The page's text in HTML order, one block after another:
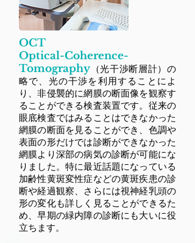
OCT
Optical-Coherence-
Tomography （光干渉断層計）の
略で、光の干渉を利用することによ
り、非侵襲的に網膜の断面像を観察す
ることができる検査装置です。従来の
眼底検査ではみることはできなかった
網膜の断面を見ることができ、色調や
表面の形だけでは診断ができなかった
網膜より深部の病気の診断が可能にな
りました。特に最近話題になっている
加齢性黄斑変性症などの黄斑疾患の診
断や経過観察、さらには視神経乳頭の
形の変化も詳しく見ることができるた
め、早期の緑内障の診断にも大いに役
立ちます。